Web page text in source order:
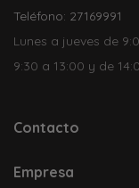
Teléfono: 27169991
Lunes a jueves de
9:30 a 13:00 y de
Contacto
Empresa